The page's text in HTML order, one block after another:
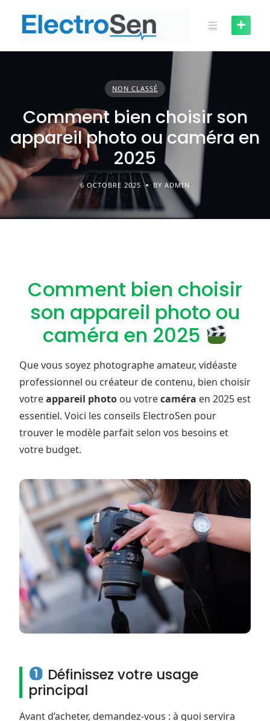
content
NON CLASSÉ
Comment bien choisir son
appareil photo ou caméra en
2025
6 OCTOBRE 2025 BY ADMIN
Comment bien choisir
son appareil photo ou
caméra en 2025
Que vous soyez photographe amateur, vidéaste
professionnel ou créateur de contenu, bien choisir
votreappareil photo ou votrecaméra en 2025 est
essentiel. Voici les conseils ElectroSen pour
trouver le modèle parfait selon vos besoins et
votre budget.
Définissez votre usage
principal
Avant d’acheter, demandez-vous : à quoi servira